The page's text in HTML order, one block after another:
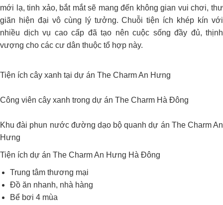
mới lạ, tinh xảo, bắt mắt sẽ mang đến không gian vui chơi, thư
giãn hiện đại vô cùng lý tưởng. Chuỗi tiện ích khép kín với
nhiều dịch vụ cao cấp đã tạo nên cuộc sống đầy đủ, thịnh
vượng cho các cư dân thuộc tổ hợp này.
Tiện ích cây xanh tại dự án The Charm An Hưng
Công viên cây xanh trong dự án The Charm Hà Đông
Khu đài phun nước đường dạo bộ quanh dự án The Charm An
Hưng
Tiện ích dự án The Charm An Hưng Hà Đông
Trung tâm thương mại
Đồ ăn nhanh, nhà hàng
Bể bơi 4 mùa